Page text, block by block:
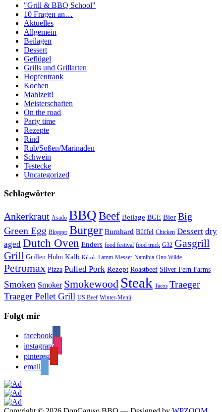
"Grill & BBQ School"
10 Fragen an…
Aktuelles
Allgemein
Beilagen
Dessert
Geflügel
Grills und Grillarten
Hopfentrank
Kochen
Mahlzeit!
Meisterschaften
On the road
Party time
Rezepte
Rind
Rub/Soßen/Marinaden
Schwein
Testecke
Uncategorized
Schlagwörter
Ankerkraut Asado BBQBeef Beilage BGE Bier Big
Green Egg Blogger Burger Burnhard Büffel Chicken Dessert dry
aged Dutch Oven Enders food festival food truck G32 Gasgrill
Grill Grillen Huhn Kalb Kikok Lamm Messer Namibia Otto Wilde
Petromax Pizza Pulled Pork Rezept Roastbeef Silver Fern Farms
Smoken Smoker Smokewood Steak Tacos Traeger
Traeger Pellet Grill US Beef Winter-Menü
Folgt mir
facebook
instagram
pinterest
email